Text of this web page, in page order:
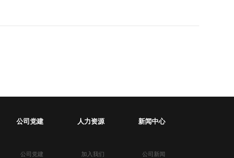
公司党建
公司党建
人力资源
加入我们
新闻中心
公司新闻